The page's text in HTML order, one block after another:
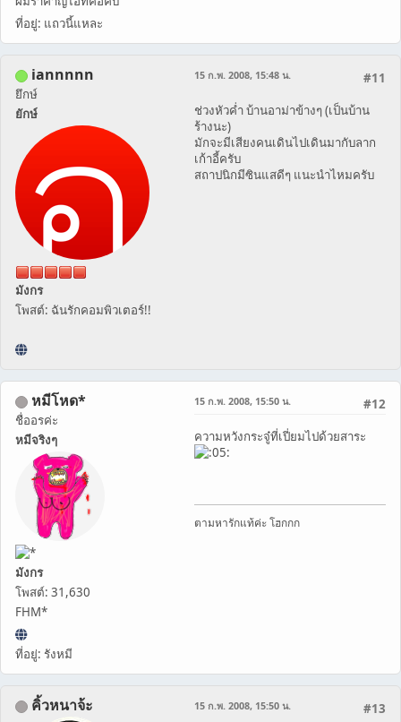
ที่อยู่: แถวนี้แหละ
iannnnn
ยึกษ์
ยักษ์
มังกร
โพสต์: ฉันรักคอมพิวเตอร์!!
#11
15 ก.พ. 2008, 15:48 น.
ช่วงหัวค่ำ บ้านอาม่าข้างๆ (เป็นบ้าน
ร้างนะ)
มักจะมีเสียงคนเดินไปเดินมากับลาก
เก้าอี้ครับ
สถาปนิกมีซินแสดีๆ แนะนำไหมครับ
หมีโหด*
ชื่ออรค่ะ
หมีจริงๆ
มังกร
โพสต์: 31,630
FHM*
ที่อยู่: รังหมี
#12
15 ก.พ. 2008, 15:50 น.
ความหวังกระจู๋ที่เปี่ยมไปด้วยสาระ
ตามหารักแท้ค่ะ โฮกกก
คิ้วหนาจ้ะ #13
15 ก.พ. 2008, 15:50 น.